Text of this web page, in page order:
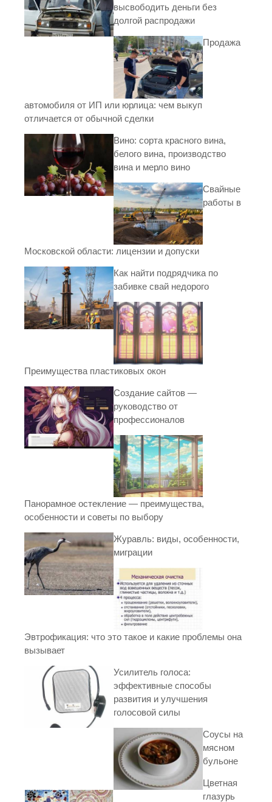
высвободить деньги без
долгой распродажи
Продажа
автомобиля от ИП или юрлица: чем выкуп
отличается от обычной сделки
Вино: сорта красного вина,
белого вина, производство
вина и мерло вино
Свайные
работы в
Московской области: лицензии и допуски
Как найти подрядчика по
забивке свай недорого
Преимущества пластиковых окон
Создание сайтов —
руководство от
профессионалов
Панорамное остекление — преимущества,
особенности и советы по выбору
Журавль: виды, особенности,
миграции
Эвтрофикация: что это такое и какие проблемы она
вызывает
Усилитель голоса:
эффективные способы
развития и улучшения
голосовой силы
Соусы на
мясном
бульоне
Цветная
глазурь